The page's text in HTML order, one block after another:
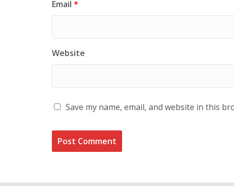
Email *
Website
Save my name, email, and website in this